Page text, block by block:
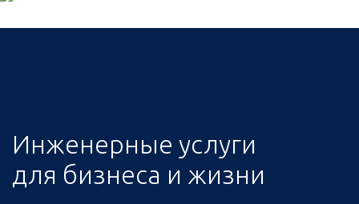
Инженерные услуги
для бизнеса и жизни